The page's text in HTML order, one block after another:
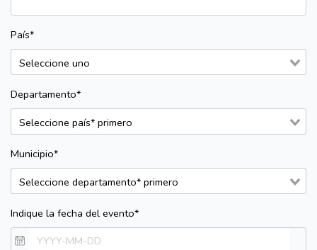
País*
Departamento*
Municipio*
Indique la fecha del evento*